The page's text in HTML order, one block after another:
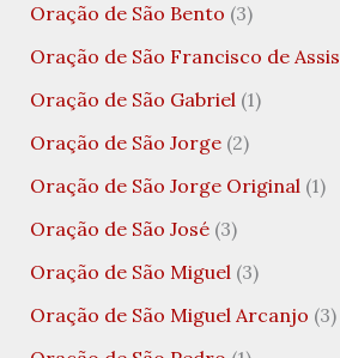
Oração de São Bento (3)
Oração de São Francisco de Assis
Oração de São Gabriel(1)
Oração de São Jorge(2)
Oração de São Jorge Original(1)
Oração de São José(3)
Oração de São Miguel(3)
Oração de São Miguel Arcanjo (3)